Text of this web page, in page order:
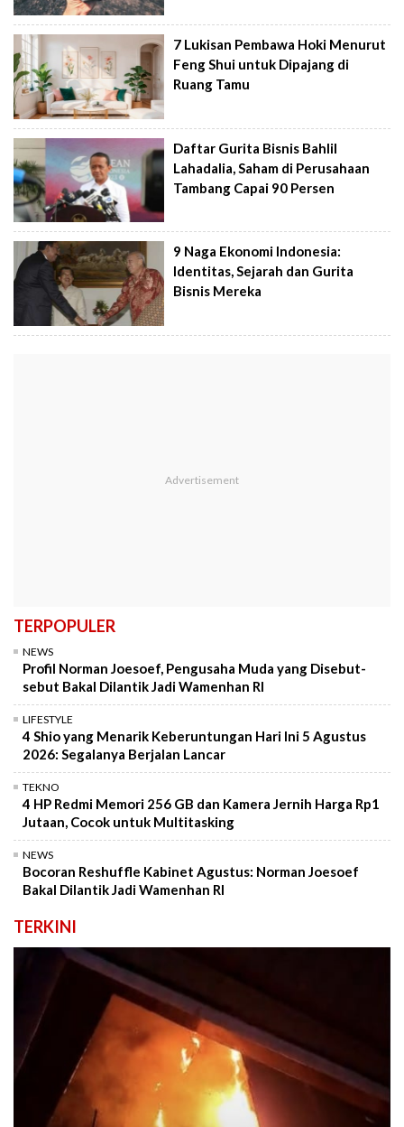
7 Lukisan Pembawa Hoki Menurut
Feng Shui untuk Dipajang di
Ruang Tamu
Daftar Gurita Bisnis Bahlil
Lahadalia, Saham di Perusahaan
Tambang Capai 90 Persen
9 Naga Ekonomi Indonesia:
Identitas, Sejarah dan Gurita
Bisnis Mereka
TERPOPULER
NEWS
Profil Norman Joesoef, Pengusaha Muda yang Disebut-
sebut Bakal Dilantik Jadi Wamenhan RI
LIFESTYLE
4 Shio yang Menarik Keberuntungan Hari Ini 5 Agustus
2026: Segalanya Berjalan Lancar
TEKNO
4 HP Redmi Memori 256 GB dan Kamera Jernih Harga Rp1
Jutaan, Cocok untuk Multitasking
NEWS
Bocoran Reshuffle Kabinet Agustus: Norman Joesoef
Bakal Dilantik Jadi Wamenhan RI
TERKINI